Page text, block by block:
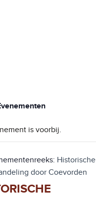
is voorbij.
Historische
door Coevorden